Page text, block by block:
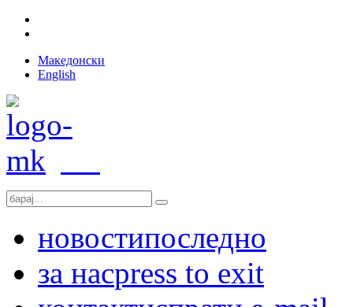
Македонски
English
новостипоследно
за насpress to exit